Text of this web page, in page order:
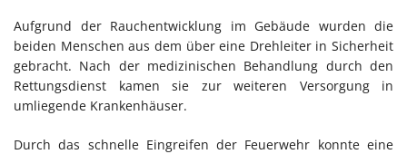
Aufgrund der Rauchentwicklung im Gebäude wurden die
beiden Menschen aus dem über eine Drehleiter in Sicherheit
gebracht. Nach der medizinischen Behandlung durch den
Rettungsdienst kamen sie zur weiteren Versorgung in
umliegende Krankenhäuser.
Durch das schnelle Eingreifen der Feuerwehr konnte eine